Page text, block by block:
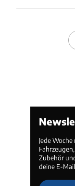
Jede Woche
Zubehör
deine E-